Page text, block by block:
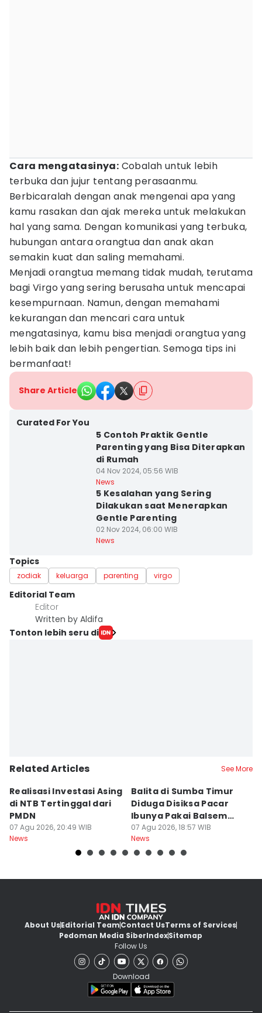
Cara mengatasinya: Cobalah untuk lebih
terbuka dan jujur tentang perasaanmu.
Berbicaralah dengan anak mengenai apa yang
kamu rasakan dan ajak mereka untuk melakukan
hal yang sama. Dengan komunikasi yang terbuka,
hubungan antara orangtua dan anak akan
semakin kuat dan saling memahami.
Menjadi orangtua memang tidak mudah, terutama
bagi Virgo yang sering berusaha untuk mencapai
kesempurnaan. Namun, dengan memahami
kekurangan dan mencari cara untuk
mengatasinya, kamu bisa menjadi orangtua yang
lebih baik dan lebih pengertian. Semoga tips ini
bermanfaat!
Share Article
Curated For You
5 Contoh Praktik Gentle
Parenting yang Bisa Diterapkan
di Rumah
04 Nov 2024, 05:56 WIB
News
5 Kesalahan yang Sering
Dilakukan saat Menerapkan
Gentle Parenting
02 Nov 2024, 06:00 WIB
News
Topics
zodiak keluarga parenting virgo
Editorial Team
Editor
Written by Aldifa
Tonton lebih seru di
Related Articles See More
Realisasi Investasi Asing
di NTB Tertinggal dari
PMDN
07 Agu 2026, 20:49 WIB
News
Balita di Sumba Timur
Diduga Disiksa Pacar
Ibunya Pakai Balsem
dan Cabai
07 Agu 2026, 18:57 WIB
News
About UsEditorial TeamContact UsTerms of Services
Pedoman Media SiberIndexSitemap
Follow Us
Download